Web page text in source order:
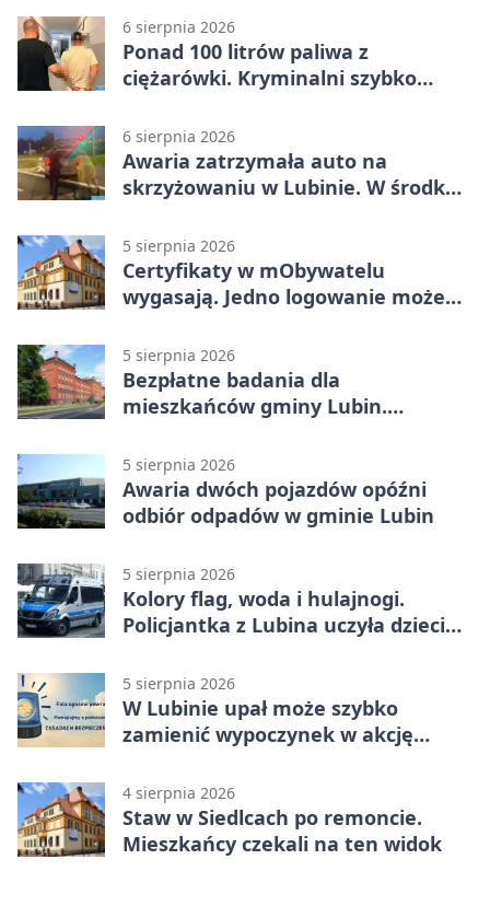
6 sierpnia 2026
Ponad 100 litrów paliwa z
ciężarówki. Kryminalni szybko
6 sierpnia 2026
Awaria zatrzymała auto na
skrzyżowaniu w Lubinie. W środku
5 sierpnia 2026
Certyfikaty w mObywatelu
wygasają. Jedno logowanie może
5 sierpnia 2026
Bezpłatne badania dla
mieszkańców gminy Lubin.
5 sierpnia 2026
Awaria dwóch pojazdów opóźni
odbiór odpadów w gminie Lubin
5 sierpnia 2026
Kolory flag, woda i hulajnogi.
Policjantka z Lubina uczyła dzieci
5 sierpnia 2026
W Lubinie upał może szybko
zamienić wypoczynek w akcję
4 sierpnia 2026
Staw w Siedlcach po remoncie.
Mieszkańcy czekali na ten widok